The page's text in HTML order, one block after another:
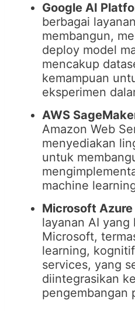
Google AI
berbagai
membangun,
deploy model
mencakup
kemampuan
eksperimen
AWS
Amazon Web
menyediakan
untuk
machine
Microsoft Azure
layanan AI
Microsoft,
learning,
services, yang
diintegrasikan
pengembangan